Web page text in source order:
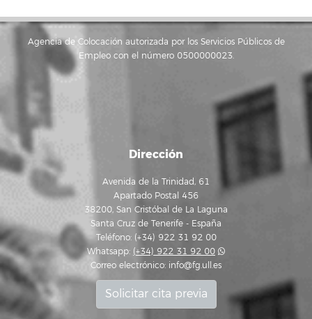
Agencia de Colocación autorizada por los Servicios Públicos de
Empleo con el número 0500000023.
Dirección
Avenida de la Trinidad, 61
Apartado Postal 456
38200, San Cristóbal de La Laguna
Santa Cruz de Tenerife - España
Teléfono: (+34) 922 31 92 00
Whatsapp: (+34) 922 31 92 00
Correo electrónico: info@fg.ull.es
Solicitar cita previa